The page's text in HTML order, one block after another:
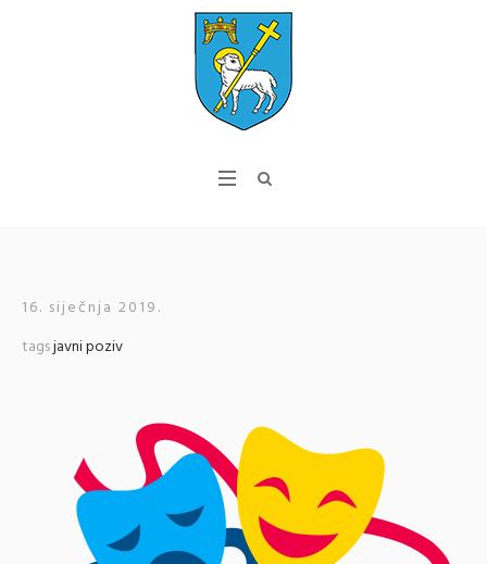
16. siječnja 2019.
tagsjavni poziv